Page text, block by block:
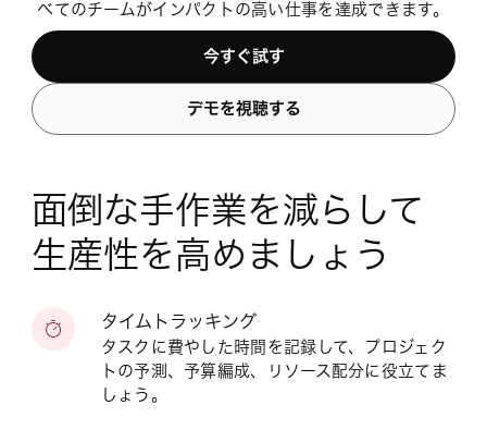
べてのチームがインパクトの高い仕事を達成できます。
今すぐ試す
デモを視聴する
面倒な手作業を減らして
生産性を高めましょう
タイムトラッキング
タスクに費やした時間を記録して、プロジェク
トの予測、予算編成、リソース配分に役立てま
しょう。